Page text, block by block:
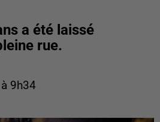
a été laissé
rue.
9h34